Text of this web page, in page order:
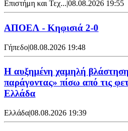
Επιστήμη και Τεχ...|08.08.2026 19:55
ΑΠΟΕΛ - Κηφισιά 2-0
Γήπεδο|08.08.2026 19:48
Η αυξημένη χαμηλή
παράγοντας» πίσω από τις
Ελλάδα
Ελλάδα|08.08.2026 19:39